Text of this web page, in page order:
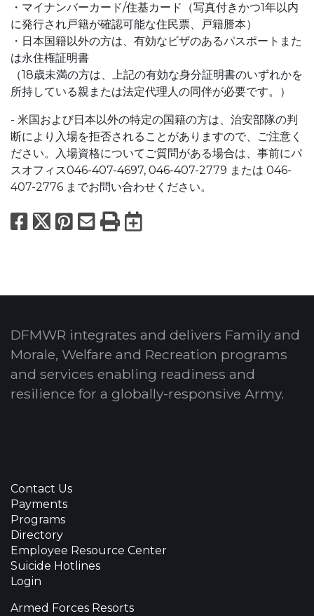
・マイナンバーカード/住基カード（写真付きかつ1年以内
に発行され戸籍が確認可能な住民票、戸籍謄本）
・日本国籍以外の方は、有効なビザのあるパスポートまた
は永住権証明書
（18歳未満の方は、上記の有効な身分証明書のいずれかを
所持している親または法定代理人の同伴が必要です。）
- 米国および日本以外の特定の国籍の方は、治安部隊の判
断により入場を拒否されることがありますので、ご注意く
ださい。入場資格についてご質問がある場合は、事前にパ
スオフィス046-407-4697, 046-407-2779 または 046-
407-2776 までお問い合わせください。
Facebook
X Pinterest
Email
PrintExport to
DFMWR integrates and delivers Family and
Morale, Welfare and Recreation programs
and services enabling readiness and
resilience for a globally-responsive Army.
Contact Us
Payments
Programs
Directory
Employee Resource Center
Suicide Hotlines
Login
Armed Forces Resorts